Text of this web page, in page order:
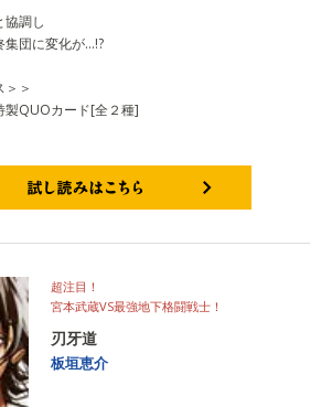
協調し
集団に変化が…!?
＞
製QUOカード[全２種]
超注目！
宮本武蔵VS最強地下格闘戦士！
刃牙道
板垣恵介